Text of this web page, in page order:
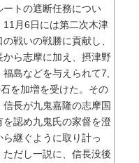
ートの遮断任務につい
11月6日には第二次木津
の戦いの戦勝に貢献し、
から志摩に加え、摂津野
福島などを与えられて7,
を加増を受けた。その
信長が九鬼嘉隆の志摩国
を認め九鬼氏の家督を澄
ら継ぐように取り計っ
ただし一説に、信長没後